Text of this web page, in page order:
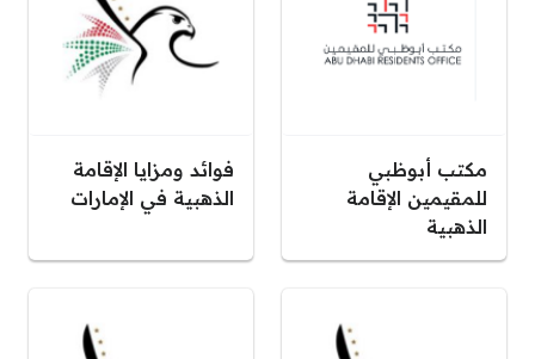
مكتب أبوظبي
للمقيمين الإقامة
الذهبية
فوائد ومزايا الإقامة
الذهبية في الإمارات